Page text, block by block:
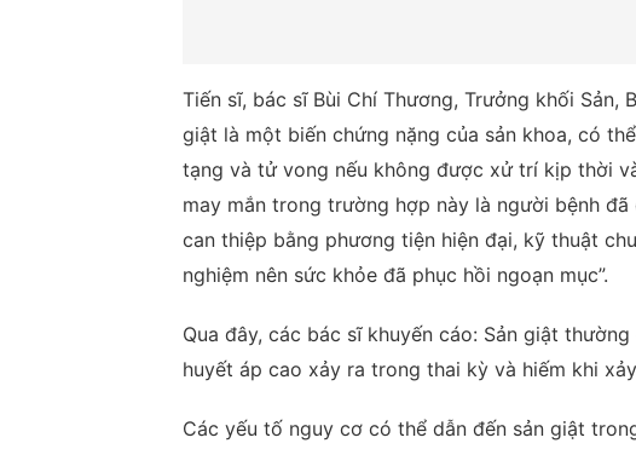
Tiến sĩ, bác sĩ Bùi Chí Thương, Trưởng khối Sản,
giật là một biến chứng nặng của sản khoa, có
tạng và tử vong nếu không được xử trí kịp thời
may mắn trong trường hợp này là người bệnh
can thiệp bằng phương tiện hiện đại, kỹ thuật
nghiệm nên sức khỏe đã phục hồi ngoạn mục”.
Qua đây, các bác sĩ khuyến cáo: Sản giật
huyết áp cao xảy ra trong thai kỳ và hiếm khi
Các yếu tố nguy cơ có thể dẫn đến sản giật